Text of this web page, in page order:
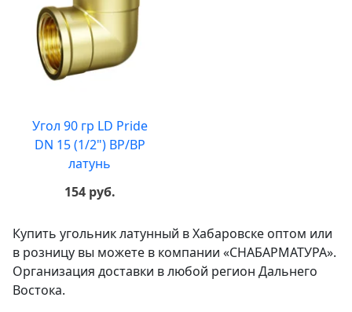
Угол 90 гр LD Pride
DN 15 (1/2") ВР/ВР
латунь
154 руб.
Купить угольник латунный в Хабаровске оптом или
в розницу вы можете в компании «СНАБАРМАТУРА».
Организация доставки в любой регион Дальнего
Востока.